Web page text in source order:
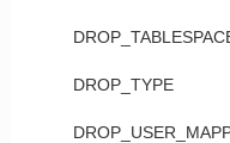
DROP_TYPE